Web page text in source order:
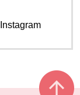
。
Instagram
別のウィンドウ